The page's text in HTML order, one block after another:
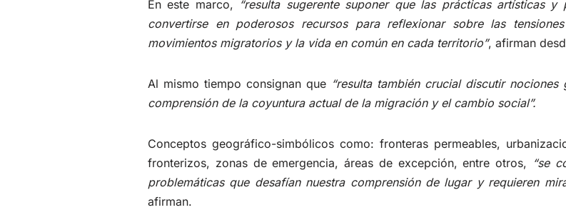
En este marco, “resulta sugerente suponer que las prácticas artísticas
convertirse en poderosos recursos para reflexionar sobre las
movimientos migratorios y la vida en común en cada territorio”, afirman
Al mismo tiempo consignan que “resulta también crucial discutir
comprensión de la coyuntura actual de la migración y el cambio social”.
Conceptos geográfico-simbólicos como: fronteras permeables,
fronterizos, zonas de emergencia, áreas de excepción, entre otros, “se
problemáticas que desafían nuestra comprensión de lugar y requieren
afirman.